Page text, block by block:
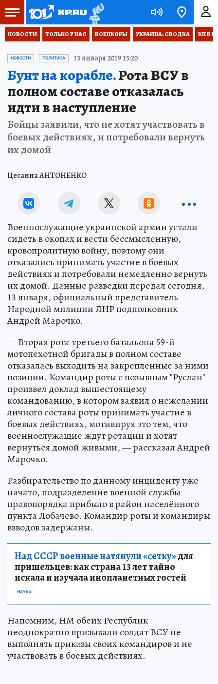
НОВОСТИ ТОЛЬКО У НАС ВОЕНКОРЫ УКРАИНА: СВОДКА КП В
НОВОСТИ ПОЛИТИКА 13 января 2019 15:20
Бунт на корабле.Рота ВСУ в
полном составе отказалась
идти в наступление
Бойцы заявили, что не хотят участвовать в
боевых действиях, и потребовали вернуть
их домой
Цесанна АНТОНЕНКО
Военнослужащие украинской армии устали
сидеть в окопах и вести бессмысленную,
кровопролитную войну, поэтому они
отказались принимать участие в боевых
действиях и потребовали немедленно вернуть
их домой. Данные разведки передал сегодня,
13 января, официальный представитель
Народной милиции ЛНР подполковник
Андрей Марочко.
— Вторая рота третьего батальона 59-й
мотопехотной бригады в полном составе
отказалась выходить на закрепленные за ними
позиции. Командир роты с позывным "Руслан"
произвел доклад вышестоящему
командованию, в котором заявил о нежелании
личного состава роты принимать участие в
боевых действиях, мотивируя это тем, что
военнослужащие ждут ротации и хотят
вернуться домой живыми, — рассказал Андрей
Марочко.
Разбирательство по данному инциденту уже
начато, подразделение военной службы
правопорядка прибыло в район населённого
пункта Лобачево. Командир роты и командиры
взводов задержаны.
Над СССР военные натянули «сетку»для
пришельцев: как страна 13 лет тайно
искала и изучала инопланетных гостей
НАУКА
Напомним, НМ обеих Республик
неоднократно призывали солдат ВСУ не
выполнять приказы своих командиров и не
участвовать в боевых действиях.